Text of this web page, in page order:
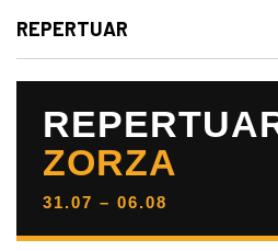
REPERTUAR
ZORZA
31.07 – 06.08